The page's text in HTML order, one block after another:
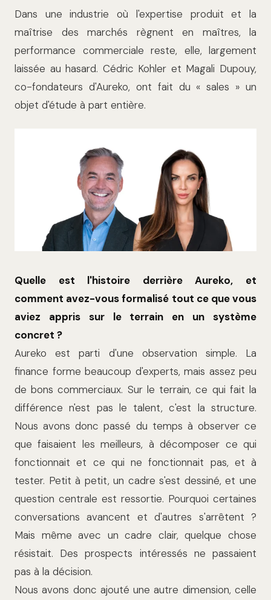
Dans une industrie où l'expertise produit et la
maîtrise des marchés règnent en maîtres, la
performance commerciale reste, elle, largement
laissée au hasard. Cédric Kohler et Magali Dupouy,
co-fondateurs d'Aureko, ont fait du « sales » un
objet d'étude à part entière.
Quelle est l'histoire derrière Aureko, et
comment avez-vous formalisé tout ce que vous
aviez appris sur le terrain en un système
concret ?
Aureko est parti d'une observation simple. La
finance forme beaucoup d'experts, mais assez peu
de bons commerciaux. Sur le terrain, ce qui fait la
différence n'est pas le talent, c'est la structure.
Nous avons donc passé du temps à observer ce
que faisaient les meilleurs, à décomposer ce qui
fonctionnait et ce qui ne fonctionnait pas, et à
tester. Petit à petit, un cadre s'est dessiné, et une
question centrale est ressortie. Pourquoi certaines
conversations avancent et d'autres s'arrêtent ?
Mais même avec un cadre clair, quelque chose
résistait. Des prospects intéressés ne passaient
pas à la décision.
Nous avons donc ajouté une autre dimension, celle